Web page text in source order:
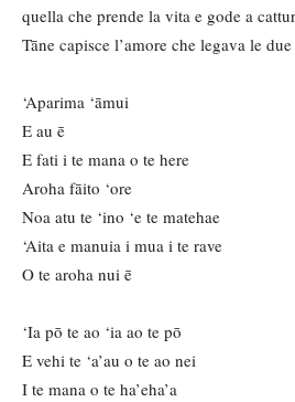
quella che prende la vita e gode a
Tāne capisce l’amore che legava le
‘Aparima ‘āmui
E au ē
E fati i te mana o te here
Aroha fāito ‘ore
Noa atu te ‘ino ‘e te matehae
‘Aita e manuia i mua i te rave
O te aroha nui ē
‘Ia pō te ao ‘ia ao te pō
E vehi te ‘a’au o te ao nei
I te mana o te ha’eha’a